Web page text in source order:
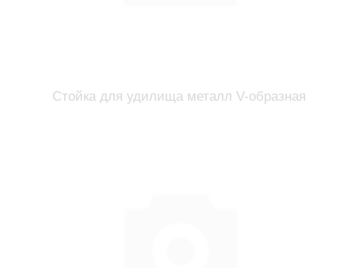
Стойка для удилища металл V-образная